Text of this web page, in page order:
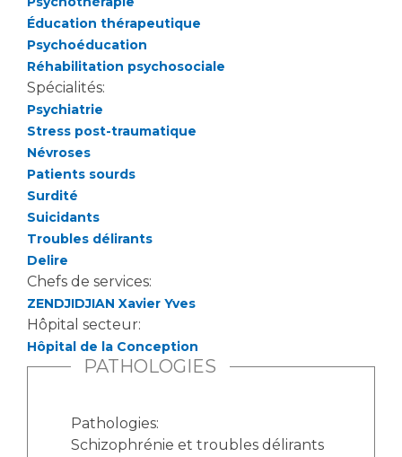
Qualité
Nos indicateurs qualité et de sécurité des soins
Protection des données
Sécurité
Les recherches en santé à l’AP-HM
Liste des marchés conclus
Documents utiles
Éducation thérapeutique
Psychoéducation
Réhabilitation psychosociale
Spécialités:
Psychiatrie
Stress post-traumatique
Névroses
Patients sourds
Surdité
Suicidants
Troubles délirants
Delire
Chefs de services:
ZENDJIDJIAN Xavier Yves
Hôpital secteur:
Hôpital de la Conception
PATHOLOGIES
Pathologies:
Schizophrénie et troubles délirants